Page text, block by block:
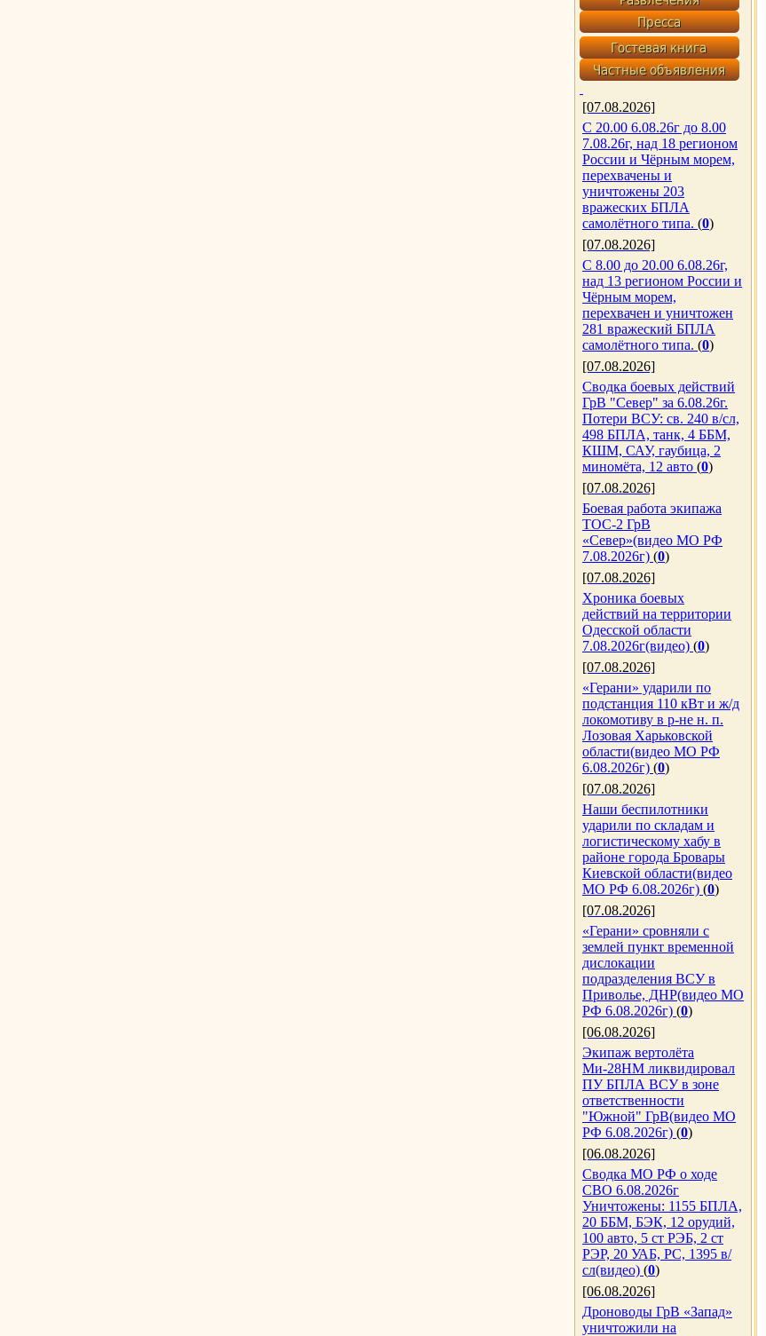
[07.08.2026]
С 20.00 6.08.26г до 8.00
7.08.26г, над 18 регионом
России и Чёрным морем,
перехвачены и
уничтожены 203
вражеских БПЛА
самолётного типа. (0)
[07.08.2026]
С 8.00 до 20.00 6.08.26г,
над 13 регионом России и
Чёрным морем,
перехвачен и уничтожен
281 вражеский БПЛА
самолётного типа. (0)
[07.08.2026]
Сводка боевых действий
ГрВ "Север" за 6.08.26г.
Потери ВСУ: св. 240 в/сл,
498 БПЛА, танк, 4 ББМ,
КШМ, САУ, гаубица, 2
миномёта, 12 авто (0)
[07.08.2026]
Боевая работа экипажа
ТОС-2 ГрВ
«Север»(видео МО РФ
7.08.2026г) (0)
[07.08.2026]
Хроника боевых
действий на территории
Одесской области
7.08.2026г(видео) (0)
[07.08.2026]
«Герани» ударили по
подстанция 110 кВт и ж/д
локомотиву в р-не н. п.
Лозовая Харьковской
области(видео МО РФ
6.08.2026г) (0)
[07.08.2026]
Наши беспилотники
ударили по складам и
логистическому хабу в
районе города Бровары
Киевской области(видео
МО РФ 6.08.2026г) (0)
[07.08.2026]
«Герани» сровняли с
землей пункт временной
дислокации
подразделения ВСУ в
Приволье, ДНР(видео МО
РФ 6.08.2026г) (0)
[06.08.2026]
Экипаж вертолёта
Ми-28НМ ликвидировал
ПУ БПЛА ВСУ в зоне
ответственности
"Южной" ГрВ(видео МО
РФ 6.08.2026г) (0)
[06.08.2026]
Сводка МО РФ о ходе
СВО 6.08.2026г
Уничтожены: 1155 БПЛА,
20 ББМ, БЭК, 12 орудий,
100 авто, 5 ст РЭБ, 2 ст
РЭР, 20 УАБ, РС, 1395 в/
сл(видео) (0)
[06.08.2026]
Дроноводы ГрВ «Запад»
уничтожили на